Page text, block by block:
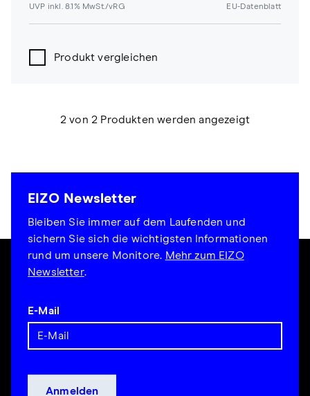
UVP inkl. 8.1% MwSt./vRG EU-Datenblatt
Produkt vergleichen
2 von 2 Produkten werden angezeigt
EIZO Newsletter
Bleiben Sie immer auf dem Laufenden und
sichern Sie sich die wichtigsten Informationen
rund um unsere Monitore. Mehr zum EIZO
Newsletter.
E-Mail